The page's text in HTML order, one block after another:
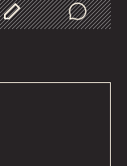
Customize Data
Comments